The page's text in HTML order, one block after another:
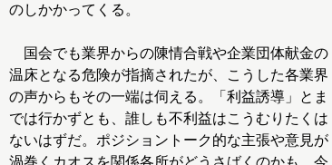
のしかかってくる。
国会でも業界からの陳情合戦や企業団体献金の
温床となる危険が指摘されたが、こうした各業界
の声からもその一端は伺える。「利益誘導」とま
では行かずとも、誰しも不利益はこうむりたくは
ないはずだ。ポジショントーク的な主張や意見が
渦巻くカオスを関係各所がどうさばくのかも、今